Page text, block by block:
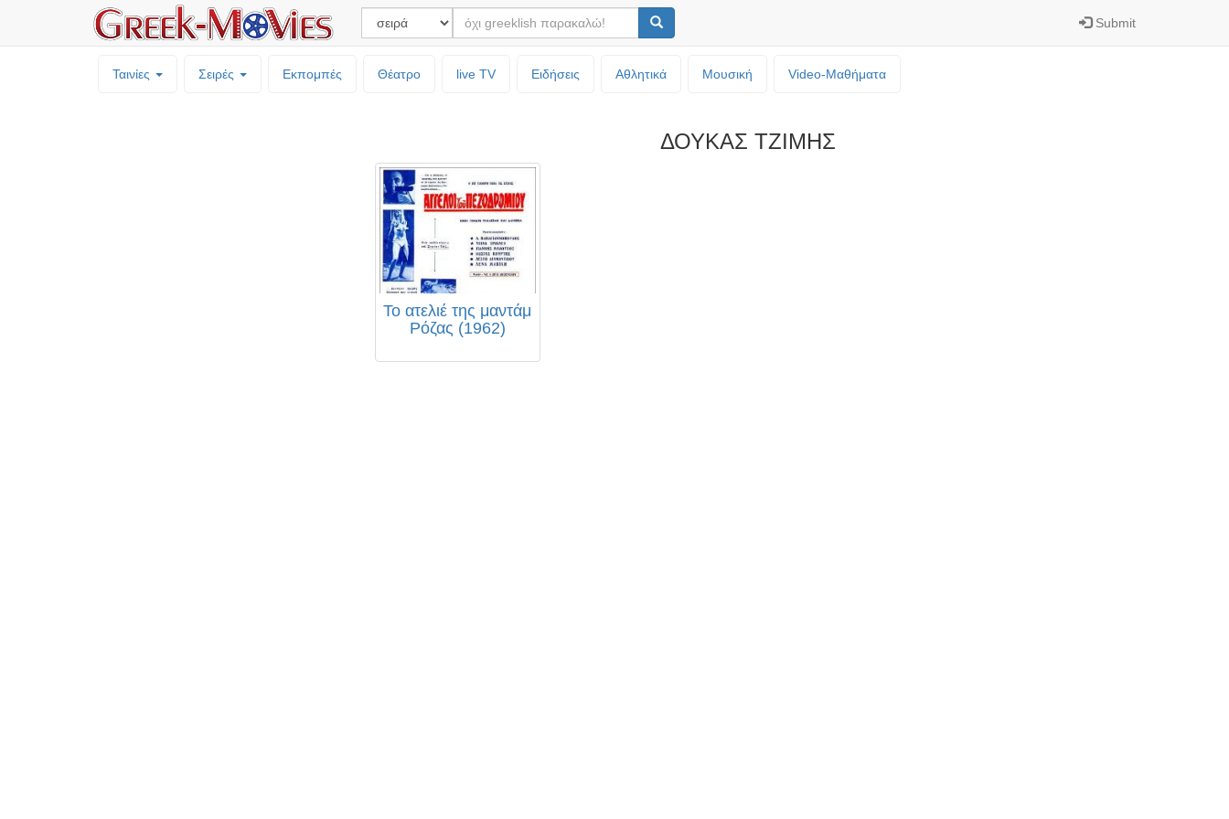
Submit
Ταινίες Σειρές Εκπομπές Θέατρο live TV Ειδήσεις Αθλητικά Μουσική Video-Mαθήματα
ΔΟΥΚΑΣ ΤΖΙΜΗΣ
Το ατελιέ της μαντάμ
Ρόζας (1962)